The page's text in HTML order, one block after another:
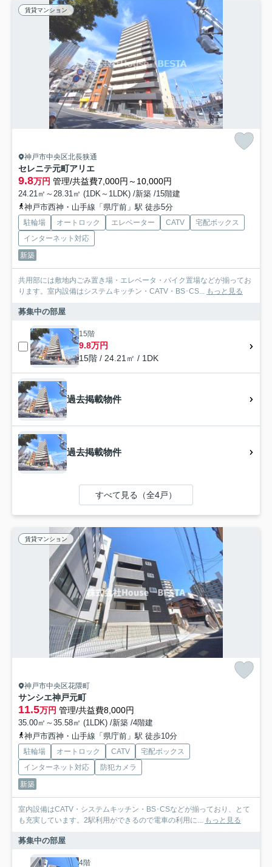
賃貸マンション
神戸市中央区北長狭通
セレニテ元町アリエ
9.8万円 管理/共益費7,000円～10,000円
24.21㎡～28.31㎡ (1DK～1LDK) /新築 /15階建
神戸市西神・山手線「県庁前」駅 徒歩5分
駐輪場 オートロック エレベーター CATV
宅配ボックス
インターネット対応
新築
共用部には敷地内ごみ置き場・エレベータ・バイク置場などが揃ってお
ります。室内設備はシステムキッチン・CATV・BS･CS... もっと見る
募集中の部屋
15階
9.8万円
15階 / 24.21㎡ / 1DK
過去掲載物件
過去掲載物件
すべて見る（全4戸）
賃貸マンション
神戸市中央区花隈町
サンシエ神戸元町
11.5万円 管理/共益費8,000円
35.00㎡～35.58㎡ (1LDK) /新築 /4階建
神戸市西神・山手線「県庁前」駅 徒歩10分
駐輪場 オートロック CATV
宅配ボックス
インターネット対応
防犯カメラ
新築
室内設備はCATV・システムキッチン・BS･CSなどが揃っており、とて
も充実しています。2駅利用ができるので電車の利用に... もっと見る
募集中の部屋
4階